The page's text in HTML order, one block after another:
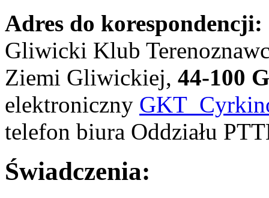
Adres do korespondencji:
Gliwicki Klub
Ziemi Gliwickiej, 44-100
elektroniczny
telefon biura Oddziału
Świadczenia: